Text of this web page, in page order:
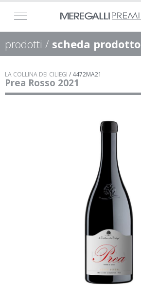
prodotti / scheda prodotto
LA COLLINA DEI CILIEGI / 4472MA21
Prea Rosso 2021